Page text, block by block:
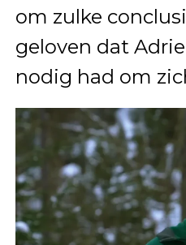
om zulke
geloven dat
nodig had om